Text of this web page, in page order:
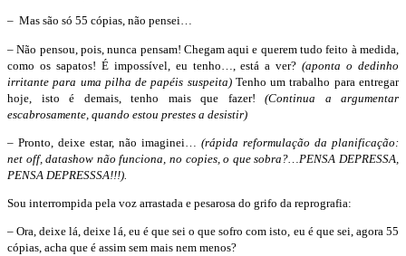
– Mas são só 55 cópias, não pensei…
– Não pensou, pois, nunca pensam! Chegam aqui e querem tudo feito à medida,
como os sapatos! É impossível, eu tenho…, está a ver?(aponta o dedinho
irritante para uma pilha de papéis suspeita)Tenho um trabalho para entregar
hoje, isto é demais, tenho mais que fazer! (Continua a argumentar
escabrosamente, quando estou prestes a desistir)
– Pronto, deixe estar, não imaginei… (rápida reformulação da planificação:
net off, datashow não funciona, no copies, o que sobra?…PENSA DEPRESSA,
PENSA DEPRESSSA!!!).
Sou interrompida pela voz arrastada e pesarosa do grifo da reprografia:
– Ora, deixe lá, deixe lá, eu é que sei o que sofro com isto, eu é que sei, agora 55
cópias, acha que é assim sem mais nem menos?